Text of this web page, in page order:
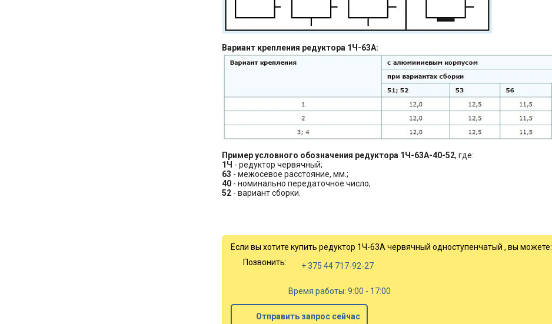
Вариант крепления редуктора 1Ч-63А:
Пример условного обозначения редуктора 1Ч-63А-40-52, где:
1Ч - редуктор червячный;
63 - межосевое расстояние, мм.;
40 - номинально передаточное число;
52 - вариант сборки.
Если вы хотите купить редуктор 1Ч-63А червячный одноступенчатый , вы можете:
Позвонить:
+ 375 44 717-92-27
Время работы: 9:00 - 17:00
Отправить запрос сейчас